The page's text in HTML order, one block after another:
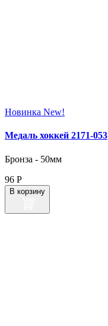
Новинка New!
Медаль хоккей 2171‑053
Бронза - 50мм
96 Р
В корзину